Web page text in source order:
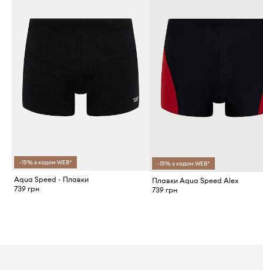
-15% з кодом WEB*
Aqua Speed - Плавки
739 грн
-15% з кодом WEB*
Плавки Aqua Speed Alex
739 грн